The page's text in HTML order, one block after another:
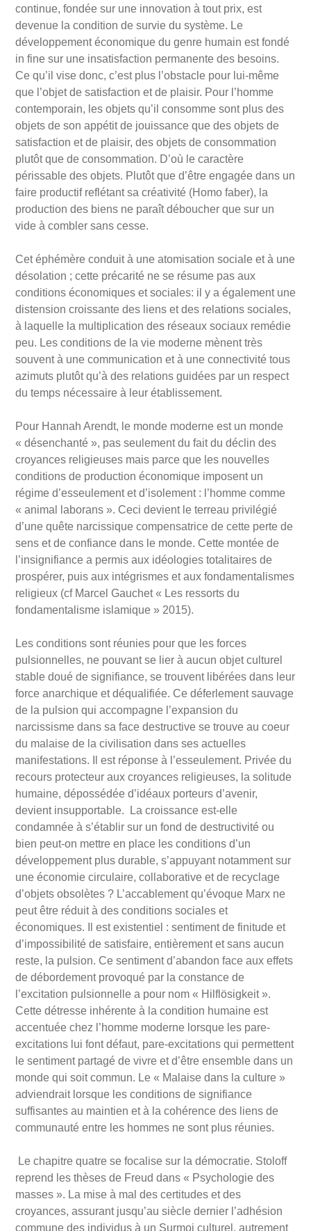
continue, fondée sur une innovation à tout prix, est
devenue la condition de survie du système. Le
développement économique du genre humain est fondé
in fine sur une insatisfaction permanente des besoins.
Ce qu’il vise donc, c’est plus l’obstacle pour lui-même
que l’objet de satisfaction et de plaisir. Pour l’homme
contemporain, les objets qu’il consomme sont plus des
objets de son appétit de jouissance que des objets de
satisfaction et de plaisir, des objets de consommation
plutôt que de consommation. D’où le caractère
périssable des objets. Plutôt que d’être engagée dans un
faire productif reflétant sa créativité (Homo faber), la
production des biens ne paraît déboucher que sur un
vide à combler sans cesse.
Cet éphémère conduit à une atomisation sociale et à une
désolation ; cette précarité ne se résume pas aux
conditions économiques et sociales: il y a également une
distension croissante des liens et des relations sociales,
à laquelle la multiplication des réseaux sociaux remédie
peu. Les conditions de la vie moderne mènent très
souvent à une communication et à une connectivité tous
azimuts plutôt qu’à des relations guidées par un respect
du temps nécessaire à leur établissement.
Pour Hannah Arendt, le monde moderne est un monde
« désenchanté », pas seulement du fait du déclin des
croyances religieuses mais parce que les nouvelles
conditions de production économique imposent un
régime d’esseulement et d’isolement : l’homme comme
« animal laborans ». Ceci devient le terreau privilégié
d’une quête narcissique compensatrice de cette perte de
sens et de confiance dans le monde. Cette montée de
l’insignifiance a permis aux idéologies totalitaires de
prospérer, puis aux intégrismes et aux fondamentalismes
religieux (cf Marcel Gauchet « Les ressorts du
fondamentalisme islamique » 2015).
Les conditions sont réunies pour que les forces
pulsionnelles, ne pouvant se lier à aucun objet culturel
stable doué de signifiance, se trouvent libérées dans leur
force anarchique et déqualifiée. Ce déferlement sauvage
de la pulsion qui accompagne l’expansion du
narcissisme dans sa face destructive se trouve au coeur
du malaise de la civilisation dans ses actuelles
manifestations. Il est réponse à l’esseulement. Privée du
recours protecteur aux croyances religieuses, la solitude
humaine, dépossédée d’idéaux porteurs d’avenir,
devient insupportable.
La croissance est-elle
condamnée à s’établir sur un fond de destructivité ou
bien peut-on mettre en place les conditions d’un
développement plus durable, s’appuyant notamment sur
une économie circulaire, collaborative et de recyclage
d’objets obsolètes ? L’accablement qu’évoque Marx ne
peut être réduit à des conditions sociales et
économiques. Il est existentiel : sentiment de finitude et
d’impossibilité de satisfaire, entièrement et sans aucun
reste, la pulsion. Ce sentiment d’abandon face aux effets
de débordement provoqué par la constance de
l’excitation pulsionnelle a pour nom « Hilflösigkeit ».
Cette détresse inhérente à la condition humaine est
accentuée chez l’homme moderne lorsque les pare-
excitations lui font défaut, pare-excitations qui permettent
le sentiment partagé de vivre et d’être ensemble dans un
monde qui soit commun. Le « Malaise dans la culture »
adviendrait lorsque les conditions de signifiance
suffisantes au maintien et à la cohérence des liens de
communauté entre les hommes ne sont plus réunies.
Le chapitre quatre se focalise sur la démocratie. Stoloff
reprend les thèses de Freud dans « Psychologie des
masses ». La mise à mal des certitudes et des
croyances, assurant jusqu’au siècle dernier l’adhésion
commune des individus à un Surmoi culturel, autrement